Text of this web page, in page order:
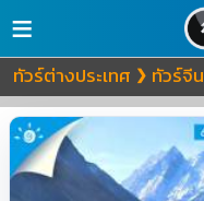
≡
ทัวร์ต่างประเทศ ❯ ทัวร์จีน